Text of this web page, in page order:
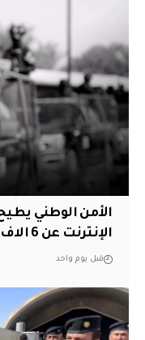
الأمن الوطني
الإنترنت عن 6 الاف مستخدم في نينوى
قبل يوم واحد